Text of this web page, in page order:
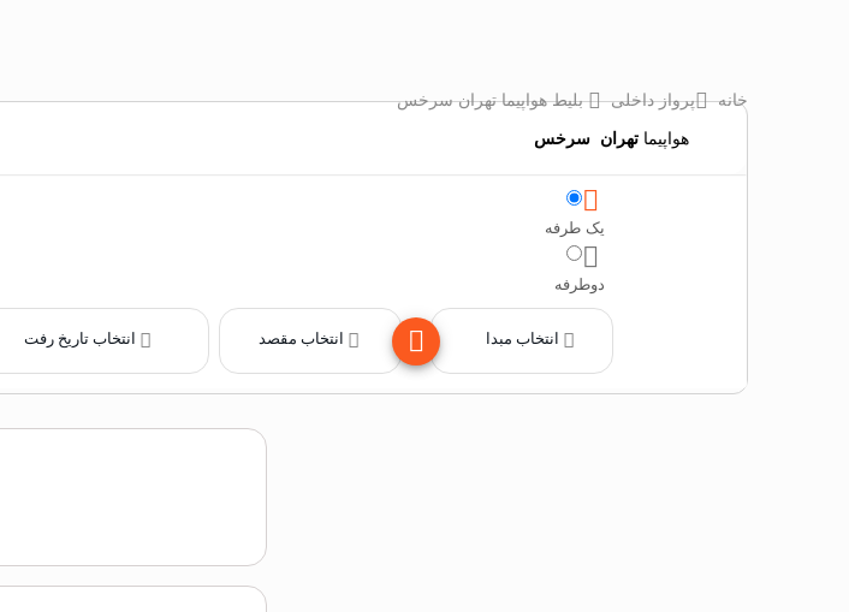
خانه پرواز داخلی
بلیط هواپیما تهران سرخس
هواپیما تهران سرخس
یک طرفه
دوطرفه
انتخاب مبدا انتخاب مقصد